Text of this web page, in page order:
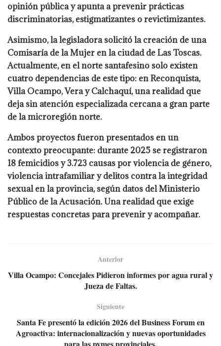
opinión pública y apunta a prevenir prácticas
discriminatorias, estigmatizantes o revictimizantes.
Asimismo, la legisladora solicitó la creación de una
Comisaría de la Mujer en la ciudad de Las Toscas.
Actualmente, en el norte santafesino solo existen
cuatro dependencias de este tipo: en Reconquista,
Villa Ocampo, Vera y Calchaquí, una realidad que
deja sin atención especializada cercana a gran parte
de la microregión norte.
Ambos proyectos fueron presentados en un
contexto preocupante: durante 2025 se registraron
18 femicidios y 3.723 causas por violencia de género,
violencia intrafamiliar y delitos contra la integridad
sexual en la provincia, según datos del Ministerio
Público de la Acusación. Una realidad que exige
respuestas concretas para prevenir y acompañar.
Anterior
Villa Ocampo: Concejales Pidieron informes por agua rural y
Jueza de Faltas.
Siguiente
Santa Fe presentó la edición 2026 del Business Forum en
Agroactiva: internacionalización y nuevas oportunidades